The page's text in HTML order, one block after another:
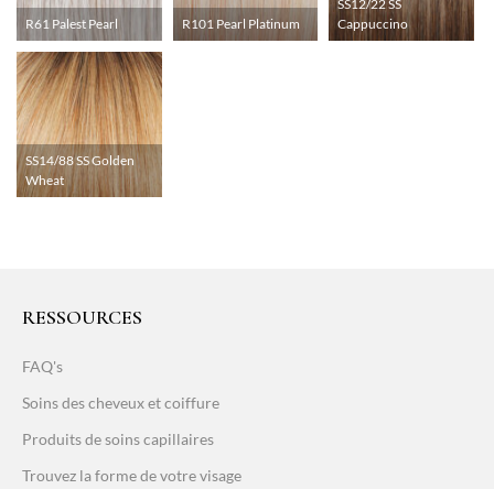
R61 Palest Pearl R101 Pearl Platinum
SS12/22 SS
Cappuccino
SS14/88 SS Golden
Wheat
RESSOURCES
FAQ's
Soins des cheveux et coiffure
Produits de soins capillaires
Trouvez la forme de votre visage